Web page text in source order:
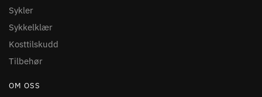
Sykler
Sykkelklær
Kosttilskudd
Tilbehør
OM OSS